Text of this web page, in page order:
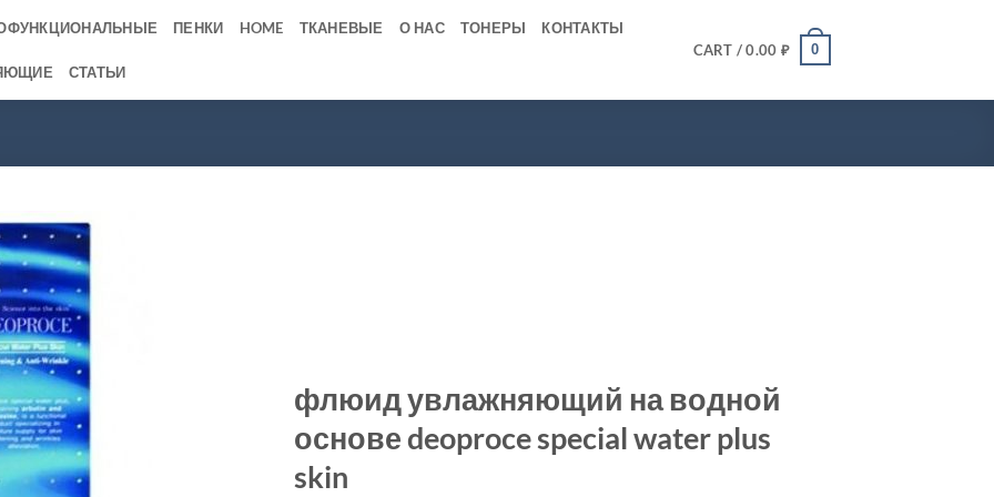
ПЕНКИ HOME ТКАНЕВЫЕ О НАС ТОНЕРЫ КОНТАКТЫ
СТАТЬИ
CART /0.00 ₽ 0
флюид увлажняющий на водной
основе deoproce special water plus
skin